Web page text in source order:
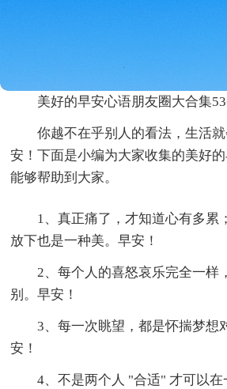
美好的早安心语朋友圈大合集
你越不在乎别人的看法，生活
安！下面是小编为大家收集的美好
能够帮助到大家。
1、真正痛了，才知道心有多累
放下也是一种美。早安！
2、每个人的喜怒哀乐完全一样
别。早安！
3、每一次眺望，都是怀揣梦想
安！
4、不是两个人 "合适" 才可以